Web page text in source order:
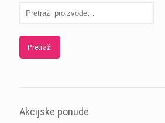
Pretraži
Akcijske ponude